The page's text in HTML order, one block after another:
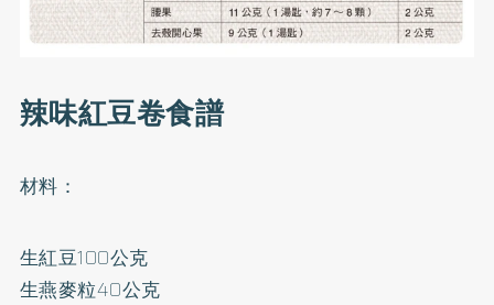
辣味紅豆卷食譜
材料：
生紅豆100公克
生燕麥粒40公克